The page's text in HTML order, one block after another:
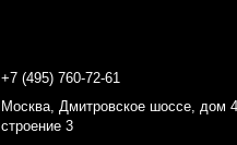
+7 (495) 760-72-61
Москва, Дмитровское шоссе, дом
строение 3